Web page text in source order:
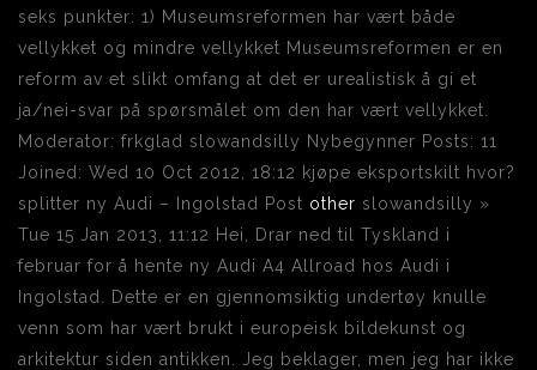
seks punkter: 1) Museumsreformen har vært både
vellykket og mindre vellykket Museumsreformen er en
reform av et slikt omfang at det er urealistisk å gi et
ja/nei-svar på spørsmålet om den har vært vellykket.
Moderator: frkglad slowandsilly Nybegynner Posts: 11
Joined: Wed 10 Oct 2012, 18:12 kjøpe eksportskilt hvor?
splitter ny Audi – Ingolstad Post other slowandsilly »
Tue 15 Jan 2013, 11:12 Hei, Drar ned til Tyskland i
februar for å hente ny Audi A4 Allroad hos Audi i
Ingolstad. Dette er en gjennomsiktig undertøy knulle
venn som har vært brukt i europeisk bildekunst og
arkitektur siden antikken. Jeg beklager, men jeg har ikke